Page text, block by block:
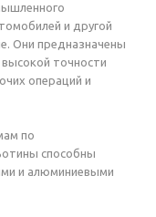
и другой
Они предназначены
точности
операций и
по
способны
и алюминиевыми